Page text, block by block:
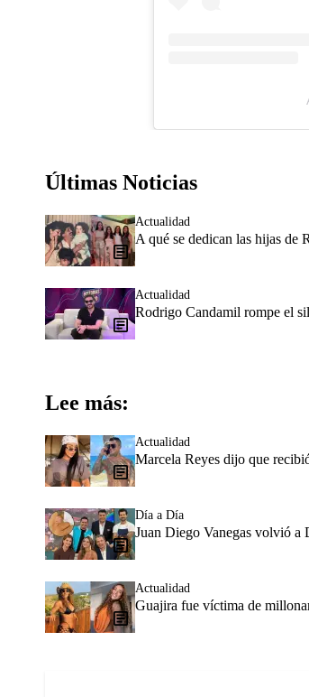
Últimas Noticias
Actualidad
A qué se dedican las hijas
Actualidad
Rodrigo Candamil rompe el
Lee más:
Actualidad
Marcela Reyes dijo que
Día a Día
Juan Diego Vanegas volvió a
Actualidad
Guajira fue víctima de